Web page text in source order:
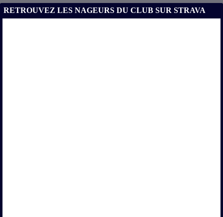
RETROUVEZ LES NAGEURS DU CLUB SUR STRAVA